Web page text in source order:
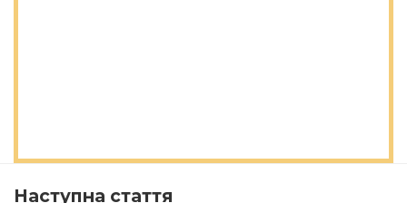
Наступна стаття